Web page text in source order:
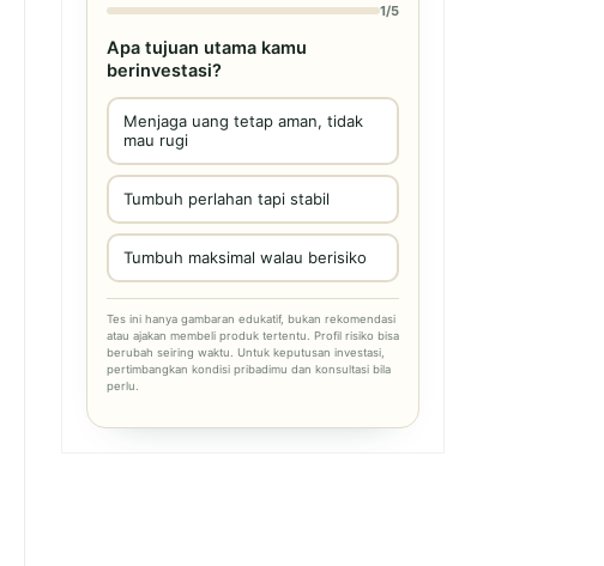
1/5
Apa tujuan utama kamu
berinvestasi?
Menjaga uang tetap aman, tidak
mau rugi
Tumbuh perlahan tapi stabil
Tumbuh maksimal walau berisiko
Tes ini hanya gambaran edukatif, bukan rekomendasi
atau ajakan membeli produk tertentu. Profil risiko bisa
berubah seiring waktu. Untuk keputusan investasi,
pertimbangkan kondisi pribadimu dan konsultasi bila
perlu.